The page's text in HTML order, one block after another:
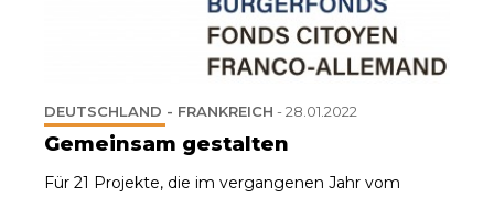
DEUTSCHLAND - FRANKREICH -28.01.2022
Gemeinsam gestalten
Für 21 Projekte, die im vergangenen Jahr vom